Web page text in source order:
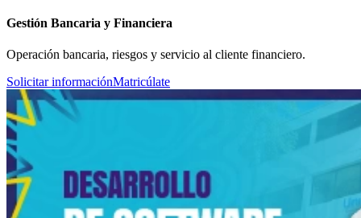
Gestión Bancaria y Financiera
Operación bancaria, riesgos y servicio al cliente financiero.
Solicitar informaciónMatricúlate